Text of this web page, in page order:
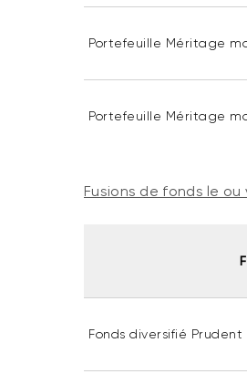
Portefeuille Méritage
Portefeuille Méritage
Fusions de fonds le ou
Fonds diversifié